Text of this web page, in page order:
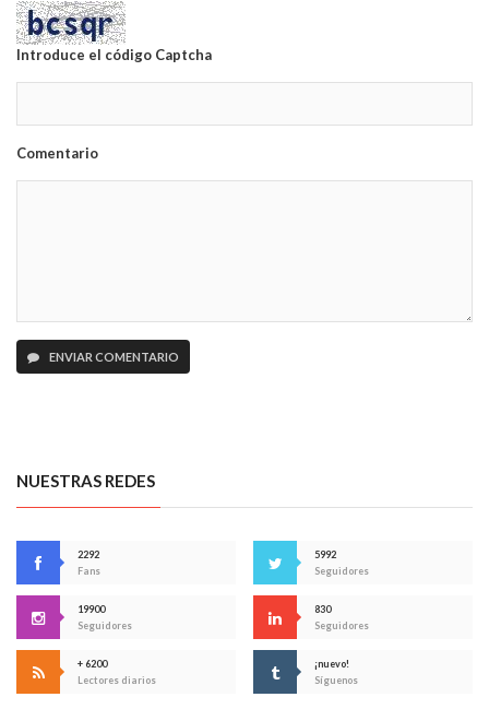
Introduce el código Captcha
Comentario
ENVIAR COMENTARIO
NUESTRAS REDES
2292
Fans
5992
Seguidores
19900
Seguidores
830
Seguidores
+ 6200
Lectores diarios
¡nuevo!
Síguenos